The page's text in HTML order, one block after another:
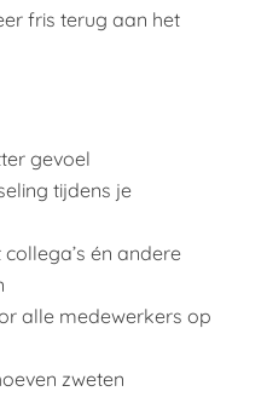
fris terug aan het
gevoel
tijdens je
én andere
alle medewerkers op
zweten